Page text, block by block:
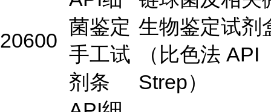
20600
菌鉴定
手工试
剂条
生物鉴定试剂
（比色法 API
Strep）